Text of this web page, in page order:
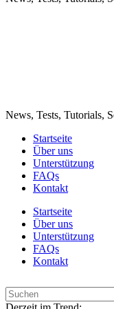
News, Tests, Tutorials,
Startseite
Über uns
Unterstützung
FAQs
Kontakt
Startseite
Über uns
Unterstützung
FAQs
Kontakt
Suche